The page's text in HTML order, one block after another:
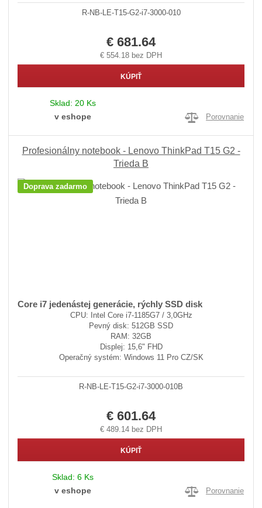
R-NB-LE-T15-G2-i7-3000-010
€ 681.64
€ 554.18 bez DPH
KÚPIŤ
Sklad: 20 Ks
v eshope
Porovnanie
Profesionálny notebook - Lenovo ThinkPad T15 G2 -
Trieda B
Doprava zadarmo
Core i7 jedenástej generácie, rýchly SSD disk
CPU: Intel Core i7-1185G7 / 3,0GHz
Pevný disk: 512GB SSD
RAM: 32GB
Displej: 15,6" FHD
Operačný systém: Windows 11 Pro CZ/SK
R-NB-LE-T15-G2-i7-3000-010B
€ 601.64
€ 489.14 bez DPH
KÚPIŤ
Sklad: 6 Ks
v eshope
Porovnanie